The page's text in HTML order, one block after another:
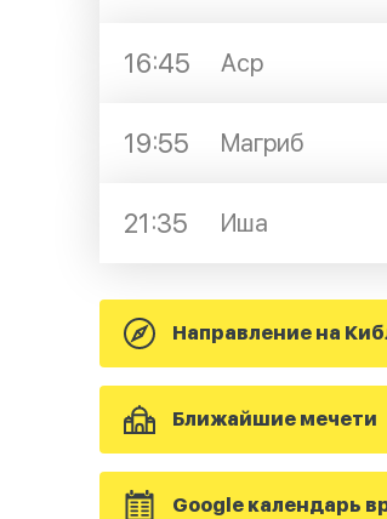
16:45 Аср
19:55 Магриб
21:35 Иша
Направление на
Ближайшие мечети
Google календарь